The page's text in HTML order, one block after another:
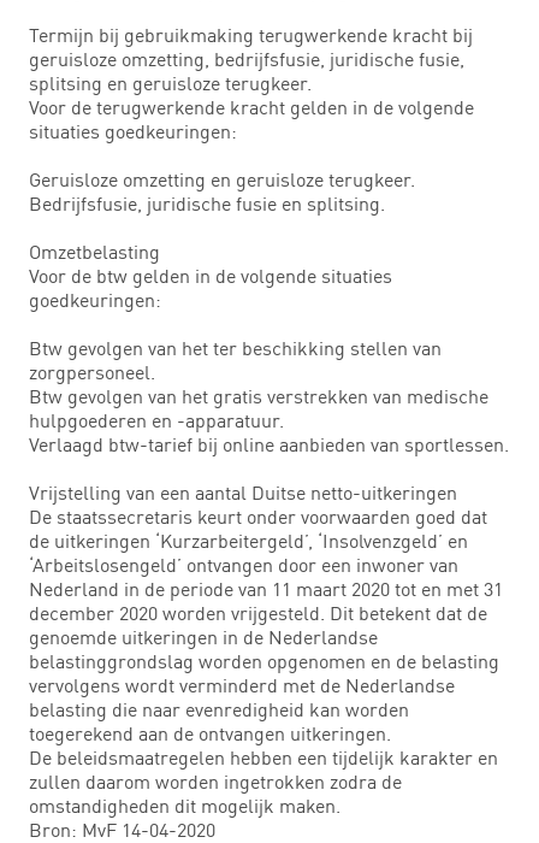
Termijn bij gebruikmaking terugwerkende kracht bij
geruisloze omzetting, bedrijfsfusie, juridische fusie,
splitsing en geruisloze terugkeer.
Voor de terugwerkende kracht gelden in de volgende
situaties goedkeuringen:
Geruisloze omzetting en geruisloze terugkeer.
Bedrijfsfusie, juridische fusie en splitsing.
Omzetbelasting
Voor de btw gelden in de volgende situaties
goedkeuringen:
Btw gevolgen van het ter beschikking stellen van
zorgpersoneel.
Btw gevolgen van het gratis verstrekken van medische
hulpgoederen en -apparatuur.
Verlaagd btw-tarief bij online aanbieden van sportlessen.
Vrijstelling van een aantal Duitse netto-uitkeringen
De staatssecretaris keurt onder voorwaarden goed dat
de uitkeringen ‘Kurzarbeitergeld’, ‘Insolvenzgeld’ en
‘Arbeitslosengeld’ ontvangen door een inwoner van
Nederland in de periode van 11 maart 2020 tot en met 31
december 2020 worden vrijgesteld. Dit betekent dat de
genoemde uitkeringen in de Nederlandse
belastinggrondslag worden opgenomen en de belasting
vervolgens wordt verminderd met de Nederlandse
belasting die naar evenredigheid kan worden
toegerekend aan de ontvangen uitkeringen.
De beleidsmaatregelen hebben een tijdelijk karakter en
zullen daarom worden ingetrokken zodra de
omstandigheden dit mogelijk maken.
Bron: MvF 14-04-2020